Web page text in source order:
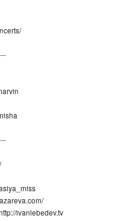
ivanlebedev.tv